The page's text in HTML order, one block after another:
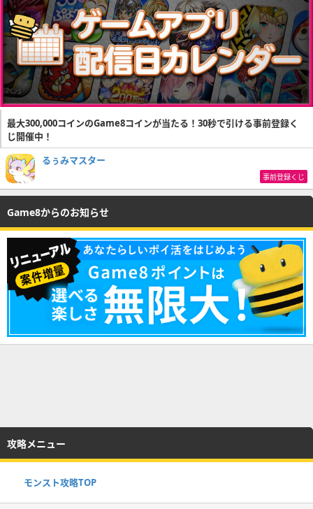
最大300,000コインのGame8コインが当たる！30秒で引ける事前登録く
じ開催中！
るぅみマスター
事前登録くじ
Game8からのお知らせ
攻略メニュー
モンスト攻略TOP